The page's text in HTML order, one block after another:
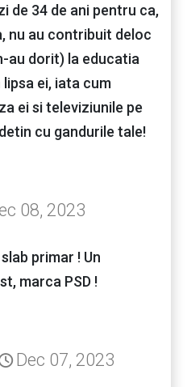
de 34 de ani pentru ca,
nu au contribuit deloc
au dorit) la educatia
lipsa ei, iata cum
ei si televiziunile pe
cu gandurile tale!
08, 2023
primar ! Un
marca PSD !
Dec 07, 2023